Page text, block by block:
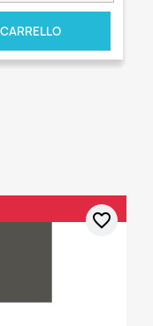
favorite_border